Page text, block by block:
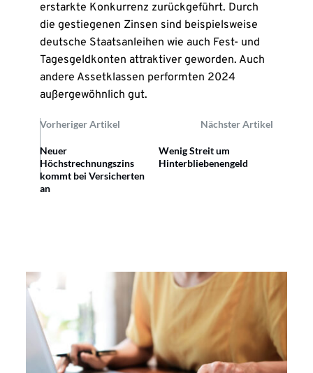
erstarkte Konkurrenz zurückgeführt. Durch
die gestiegenen Zinsen sind beispielsweise
deutsche Staatsanleihen wie auch Fest- und
Tagesgeldkonten attraktiver geworden. Auch
andere Assetklassen performten 2024
außergewöhnlich gut.
Vorheriger Artikel Nächster Artikel
Neuer
Höchstrechnungszins
kommt bei Versicherten
an
Wenig Streit um
Hinterbliebenengeld